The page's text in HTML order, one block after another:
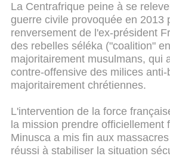
La Centrafrique peine à se
guerre civile provoquée en 2013
renversement de l'ex-président
des rebelles séléka ("coalition"
majoritairement musulmans, qui
contre-offensive des milices anti-
majoritairement chrétiennes.
L'intervention de la force
la mission prendre officiellement
Minusca a mis fin aux
réussi à stabiliser la situation